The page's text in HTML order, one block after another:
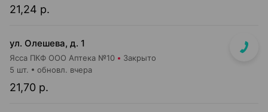
21,24 р.
ул. Олешева, д. 1
Ясса ПКФ ООО Аптека №10 Закрыто
21,70 р.
5 шт. обновл. вчера